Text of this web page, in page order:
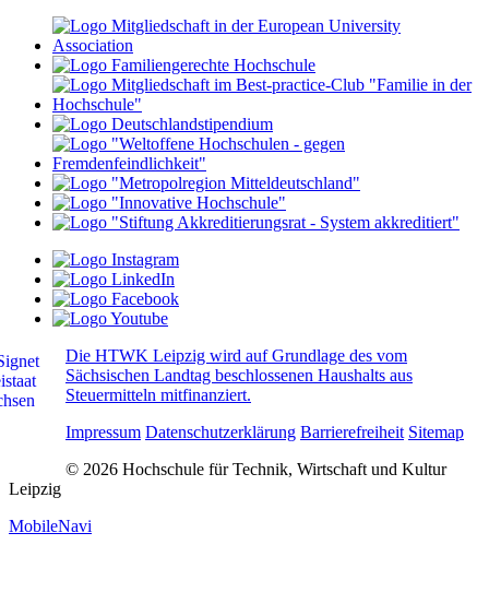
Die HTWK Leipzig wird auf Grundlage des vom
Sächsischen Landtag beschlossenen Haushalts aus
Steuermitteln mitfinanziert.
Impressum Datenschutzerklärung Barrierefreiheit Sitemap
© 2026 Hochschule für Technik, Wirtschaft und Kultur
Leipzig
MobileNavi